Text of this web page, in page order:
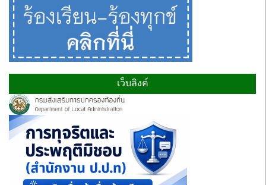
เว็บลิงค์